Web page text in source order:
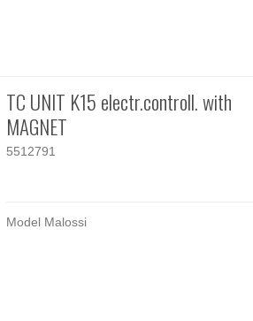
TC UNIT K15 electr.controll. with
MAGNET
5512791
Model Malossi